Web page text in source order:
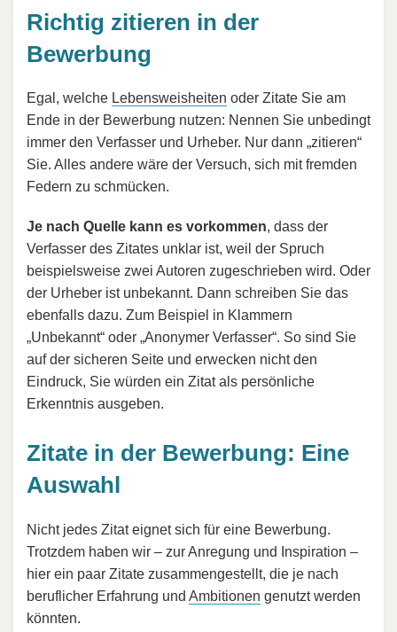
Richtig zitieren in der
Bewerbung
Egal, welche Lebensweisheiten oder Zitate Sie am
Ende in der Bewerbung nutzen: Nennen Sie unbedingt
immer den Verfasser und Urheber. Nur dann „zitieren“
Sie. Alles andere wäre der Versuch, sich mit fremden
Federn zu schmücken.
Je nach Quelle kann es vorkommen, dass der
Verfasser des Zitates unklar ist, weil der Spruch
beispielsweise zwei Autoren zugeschrieben wird. Oder
der Urheber ist unbekannt. Dann schreiben Sie das
ebenfalls dazu. Zum Beispiel in Klammern
„Unbekannt“ oder „Anonymer Verfasser“. So sind Sie
auf der sicheren Seite und erwecken nicht den
Eindruck, Sie würden ein Zitat als persönliche
Erkenntnis ausgeben.
Zitate in der Bewerbung: Eine
Auswahl
Nicht jedes Zitat eignet sich für eine Bewerbung.
Trotzdem haben wir – zur Anregung und Inspiration –
hier ein paar Zitate zusammengestellt, die je nach
beruflicher Erfahrung und Ambitionen genutzt werden
könnten.